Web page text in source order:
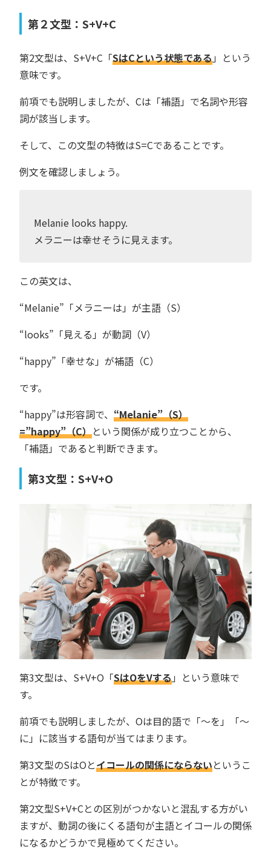
第２文型：S+V+C
第2文型は、S+V+C「SはCという状態である」という
意味です。
前項でも説明しましたが、Cは「補語」で名詞や形容
詞が該当します。
そして、この文型の特徴はS=Cであることです。
例文を確認しましょう。
Melanie looks happy.
メラニーは幸せそうに見えます。
この英文は、
“Melanie”「メラニーは」が主語（S）
“looks”「見える」が動詞（V）
“happy”「幸せな」が補語（C）
です。
“happy”は形容詞で、 “Melanie”（S）
=”happy”（C）という関係が成り立つことから、
「補語」であると判断できます。
第3文型：S+V+O
第3文型は、S+V+O「SはOをVする」という意味で
す。
前項でも説明しましたが、Oは目的語で「〜を」「〜
に」に該当する語句が当てはまります。
第3文型のSはOとイコールの関係にならないというこ
とが特徴です。
第2文型S+V+Cとの区別がつかないと混乱する方がい
ますが、動詞の後にくる語句が主語とイコールの関係
になるかどうかで見極めてください。